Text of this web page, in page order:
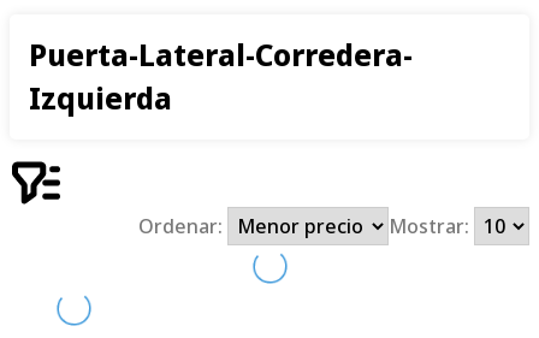
Puerta-Lateral-Corredera-
Izquierda
Ordenar: Mostrar: